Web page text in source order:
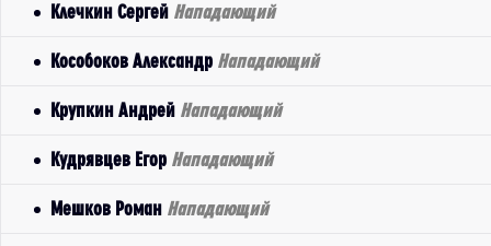
Клечкин Сергей Нападающий
Кособоков Александр Нападающий
Крупкин Андрей Нападающий
Кудрявцев Егор Нападающий
Мешков Роман Нападающий